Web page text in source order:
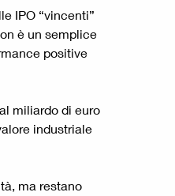
IPO “vincenti”
è un semplice
positive
miliardo di euro
industriale
ma restano